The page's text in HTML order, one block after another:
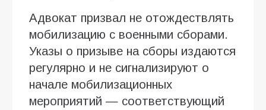
Адвокат призвал не отождествлять
мобилизацию с военными сборами.
Указы о призыве на сборы издаются
регулярно и не сигнализируют о
начале мобилизационных
мероприятий — соответствующий